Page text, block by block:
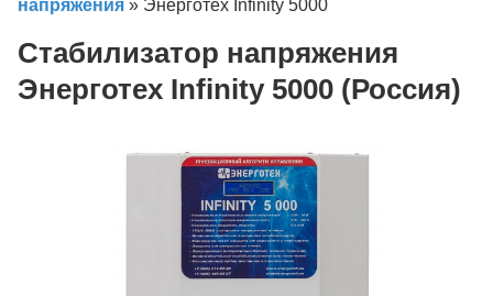
напряжения » Энерготех Infinity 5000
Стабилизатор напряжения
Энерготех Infinity 5000 (Россия)